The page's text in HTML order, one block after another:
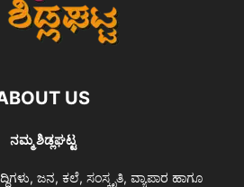
US
ನಮ್ಮ ಶಿಡ್ಲಘಟ್ಟ
ಜನ, ಕಲೆ, ಸಂಸ್ಕೃತಿ, ವ್ಯಾಪಾರ ಹಾಗೂ